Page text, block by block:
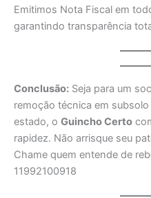
Emitimos Nota Fiscal em
garantindo transparência
Conclusão: Seja para um
remoção técnica em
estado, o Guincho Certo
rapidez. Não arrisque seu
Chame quem entende de
11992100918